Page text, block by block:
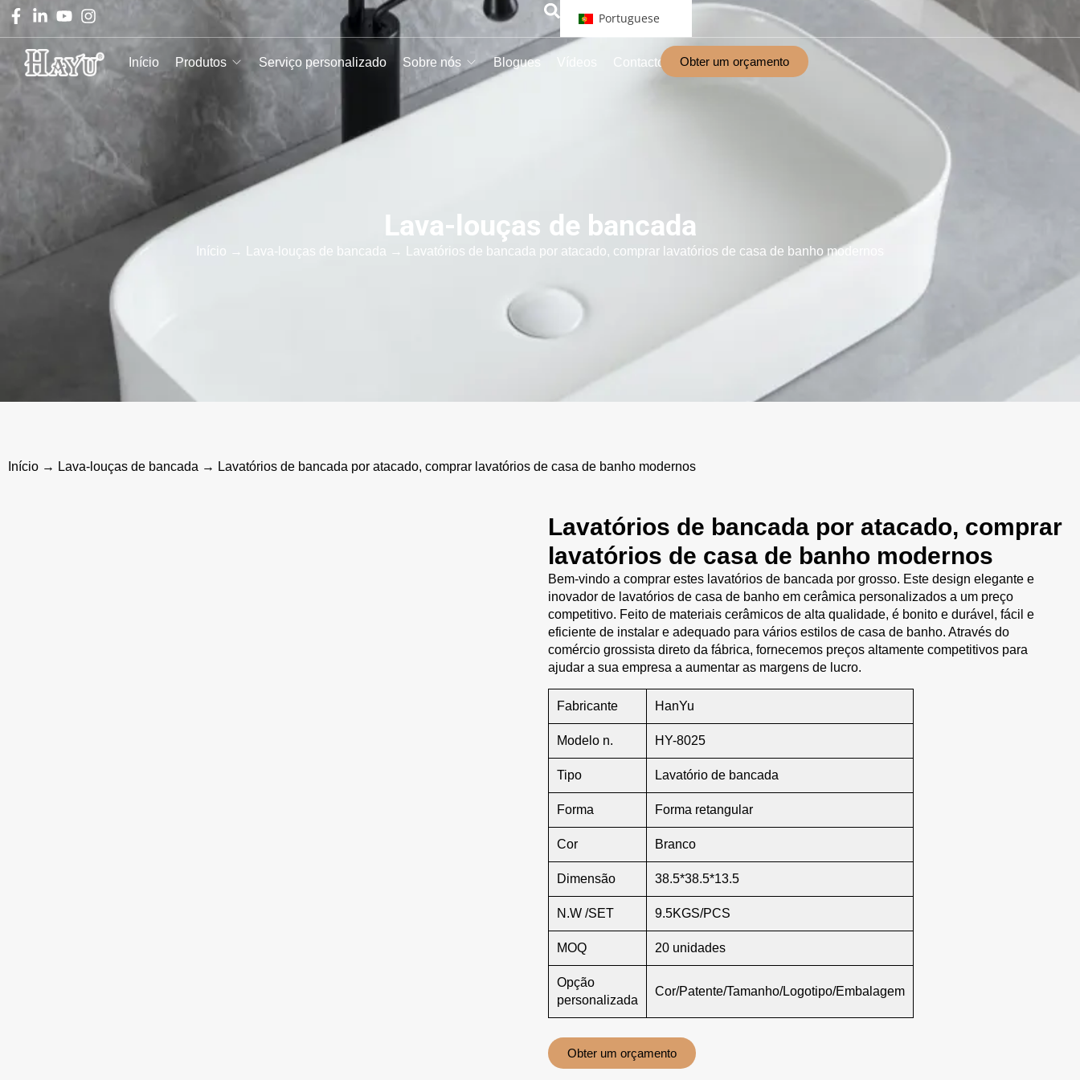
Portuguese
Início Produtos Serviço personalizado Sobre nós Blogues Contacto Obter um orçamento
Lava-louças de bancada
Início → Lava-louças de bancada → Lavatórios de bancada por atacado, comprar lavatórios de casa de banho modernos
Início → Lava-louças de bancada → Lavatórios de bancada por atacado, comprar lavatórios de casa de banho modernos
Lavatórios de bancada por atacado, comprar
lavatórios de casa de banho modernos
Bem-vindo a comprar estes lavatórios de bancada por grosso. Este design elegante e
inovador de lavatórios de casa de banho em cerâmica personalizados a um preço
competitivo. Feito de materiais cerâmicos de alta qualidade, é bonito e durável, fácil e
eficiente de instalar e adequado para vários estilos de casa de banho. Através do
comércio grossista direto da fábrica, fornecemos preços altamente competitivos para
ajudar a sua empresa a aumentar as margens de lucro.
Fabricante HanYu
Modelo n. HY-8025
Tipo Lavatório de bancada
Forma Forma retangular
Cor Branco
Dimensão 38.5*38.5*13.5
N.W /SET 9.5KGS/PCS
MOQ 20 unidades
Opção
personalizada
Cor/Patente/Tamanho/Logotipo/Embalagem
Obter um orçamento